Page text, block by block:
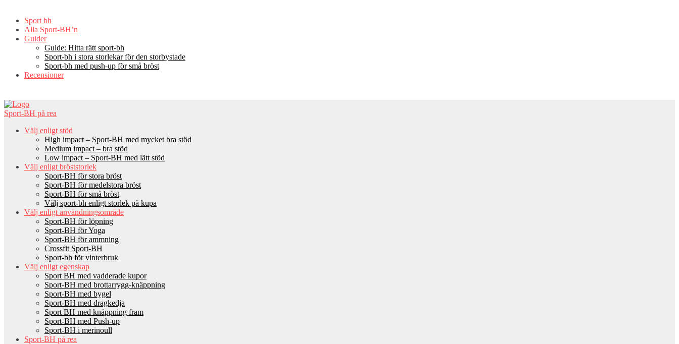
content
Sport bh
Alla Sport-BH’n
Guider
Guide: Hitta rätt sport-bh
Sport-bh i stora storlekar för den storbystade
Sport-bh med push-up för små bröst
Recensioner
Sport-BH på rea
Välj enligt stöd
High impact – Sport-BH med mycket bra stöd
Medium impact – bra stöd
Low impact – Sport-BH med lätt stöd
Välj enligt bröststorlek
Sport-BH för stora bröst
Sport-BH för medelstora bröst
Sport-BH för små bröst
Välj sport-bh enligt storlek på kupa
Välj enligt användningsområde
Sport-BH för löpning
Sport-BH för Yoga
Sport-BH för ammning
Crossfit Sport-BH
Sport-bh för vinterbruk
Välj enligt egenskap
Sport BH med vadderade kupor
Sport-BH med brottarrygg-knäppning
Sport-BH med bygel
Sport-BH med dragkedja
Sport BH med knäppning fram
Sport-BH med Push-up
Sport-BH i merinoull
Sport-BH på rea